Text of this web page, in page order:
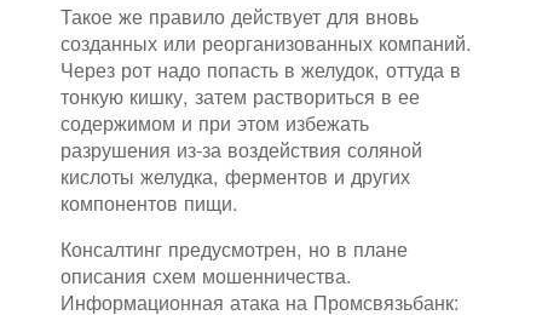
Такое же правило действует для вновь
созданных или реорганизованных компаний.
Через рот надо попасть в желудок, оттуда в
тонкую кишку, затем раствориться в ее
содержимом и при этом избежать
разрушения из-за воздействия соляной
кислоты желудка, ферментов и других
компонентов пищи.
Консалтинг предусмотрен, но в плане
описания схем мошенничества.
Информационная атака на Промсвязьбанк: